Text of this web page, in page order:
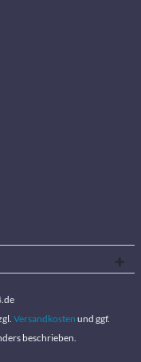
Versandkosten und ggf.
beschrieben.